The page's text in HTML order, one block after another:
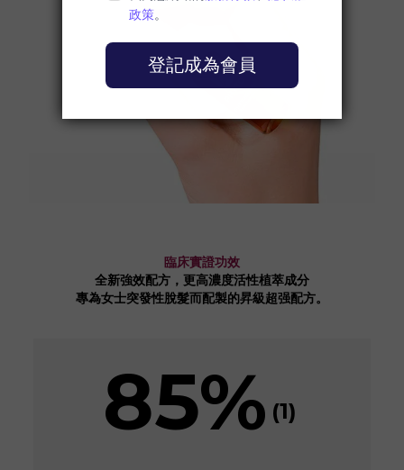
臨床實證功效
全新強效配方，更高濃度活性植萃成分
專為女士突發性脫髮而配製的昇級超强配方。
85% (1)